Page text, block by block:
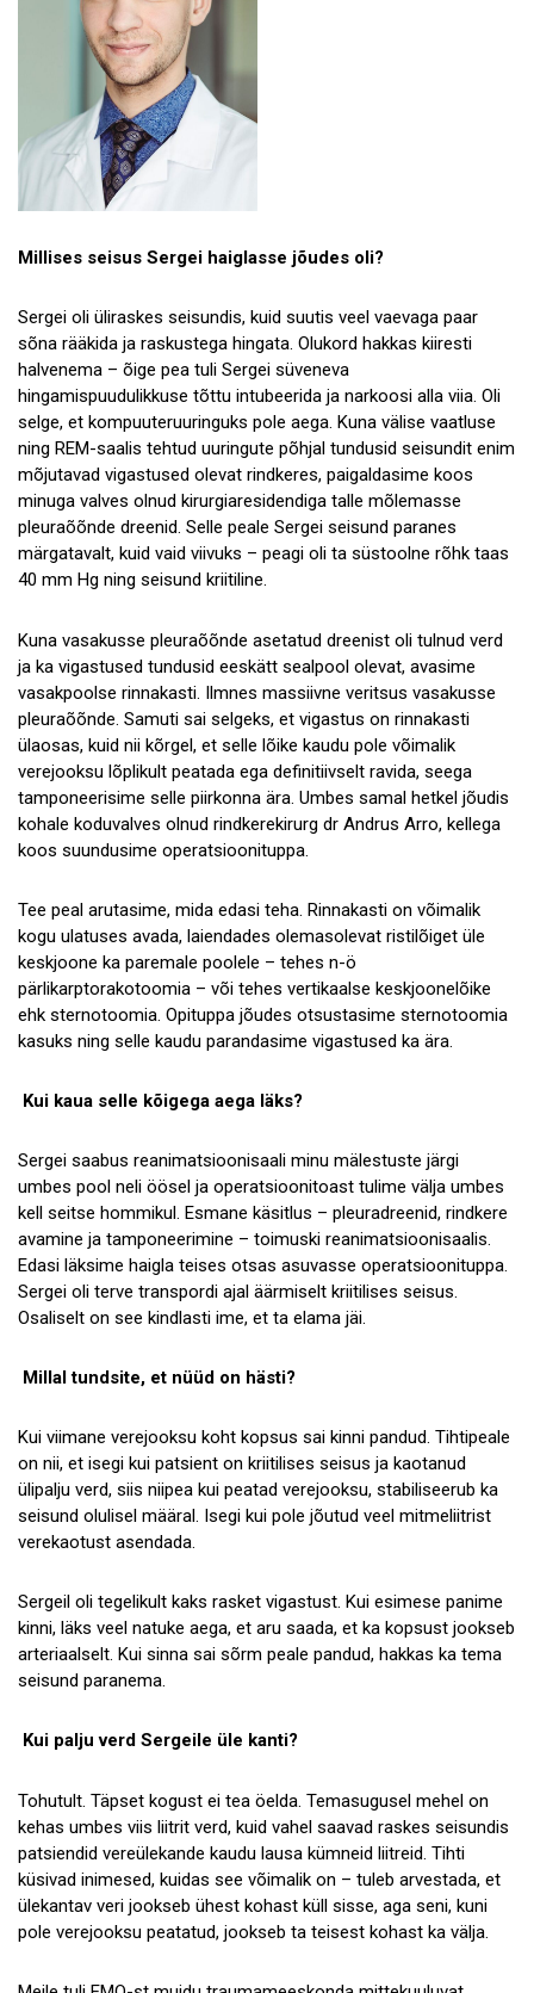
Millises seisus Sergei haiglasse jõudes oli?
Sergei oli üliraskes seisundis, kuid suutis veel vaevaga paar
sõna rääkida ja raskustega hingata. Olukord hakkas kiiresti
halvenema – õige pea tuli Sergei süveneva
hingamispuudulikkuse tõttu intubeerida ja narkoosi alla viia. Oli
selge, et kompuuteruuringuks pole aega. Kuna välise vaatluse
ning REM-saalis tehtud uuringute põhjal tundusid seisundit enim
mõjutavad vigastused olevat rindkeres, paigaldasime koos
minuga valves olnud kirurgiaresidendiga talle mõlemasse
pleuraõõnde dreenid. Selle peale Sergei seisund paranes
märgatavalt, kuid vaid viivuks – peagi oli ta süstoolne rõhk taas
40 mm Hg ning seisund kriitiline.
Kuna vasakusse pleuraõõnde asetatud dreenist oli tulnud verd
ja ka vigastused tundusid eeskätt sealpool olevat, avasime
vasakpoolse rinnakasti. Ilmnes massiivne veritsus vasakusse
pleuraõõnde. Samuti sai selgeks, et vigastus on rinnakasti
ülaosas, kuid nii kõrgel, et selle lõike kaudu pole võimalik
verejooksu lõplikult peatada ega definitiivselt ravida, seega
tamponeerisime selle piirkonna ära. Umbes samal hetkel jõudis
kohale koduvalves olnud rindkerekirurg dr Andrus Arro, kellega
koos suundusime operatsioonituppa.
Tee peal arutasime, mida edasi teha. Rinnakasti on võimalik
kogu ulatuses avada, laiendades olemasolevat ristilõiget üle
keskjoone ka paremale poolele – tehes n-ö
pärlikarptorakotoomia – või tehes vertikaalse keskjoonelõike
ehk sternotoomia. Opituppa jõudes otsustasime sternotoomia
kasuks ning selle kaudu parandasime vigastused ka ära.
Kui kaua selle kõigega aega läks?
Sergei saabus reanimatsioonisaali minu mälestuste järgi
umbes pool neli öösel ja operatsioonitoast tulime välja umbes
kell seitse hommikul. Esmane käsitlus – pleuradreenid, rindkere
avamine ja tamponeerimine – toimuski reanimatsioonisaalis.
Edasi läksime haigla teises otsas asuvasse operatsioonituppa.
Sergei oli terve transpordi ajal äärmiselt kriitilises seisus.
Osaliselt on see kindlasti ime, et ta elama jäi.
Millal tundsite, et nüüd on hästi?
Kui viimane verejooksu koht kopsus sai kinni pandud. Tihtipeale
on nii, et isegi kui patsient on kriitilises seisus ja kaotanud
ülipalju verd, siis niipea kui peatad verejooksu, stabiliseerub ka
seisund olulisel määral. Isegi kui pole jõutud veel mitmeliitrist
verekaotust asendada.
Sergeil oli tegelikult kaks rasket vigastust. Kui esimese panime
kinni, läks veel natuke aega, et aru saada, et ka kopsust jookseb
arteriaalselt. Kui sinna sai sõrm peale pandud, hakkas ka tema
seisund paranema.
Kui palju verd Sergeile üle kanti?
Tohutult. Täpset kogust ei tea öelda. Temasugusel mehel on
kehas umbes viis liitrit verd, kuid vahel saavad raskes seisundis
patsiendid vereülekande kaudu lausa kümneid liitreid. Tihti
küsivad inimesed, kuidas see võimalik on – tuleb arvestada, et
ülekantav veri jookseb ühest kohast küll sisse, aga seni, kuni
pole verejooksu peatatud, jookseb ta teisest kohast ka välja.